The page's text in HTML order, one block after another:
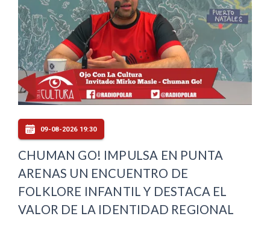
09-08-2026 19:30
CHUMAN GO! IMPULSA EN PUNTA
ARENAS UN ENCUENTRO DE
FOLKLORE INFANTIL Y DESTACA EL
VALOR DE LA IDENTIDAD REGIONAL